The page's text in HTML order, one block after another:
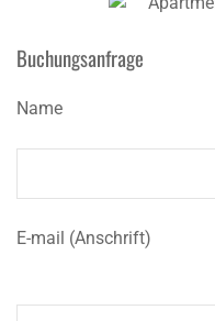
Buchungsanfrage
Name
E-mail (Anschrift)